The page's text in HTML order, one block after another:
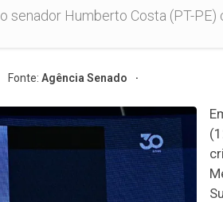
senador Humberto Costa (PT-
Fonte: Agência Senado